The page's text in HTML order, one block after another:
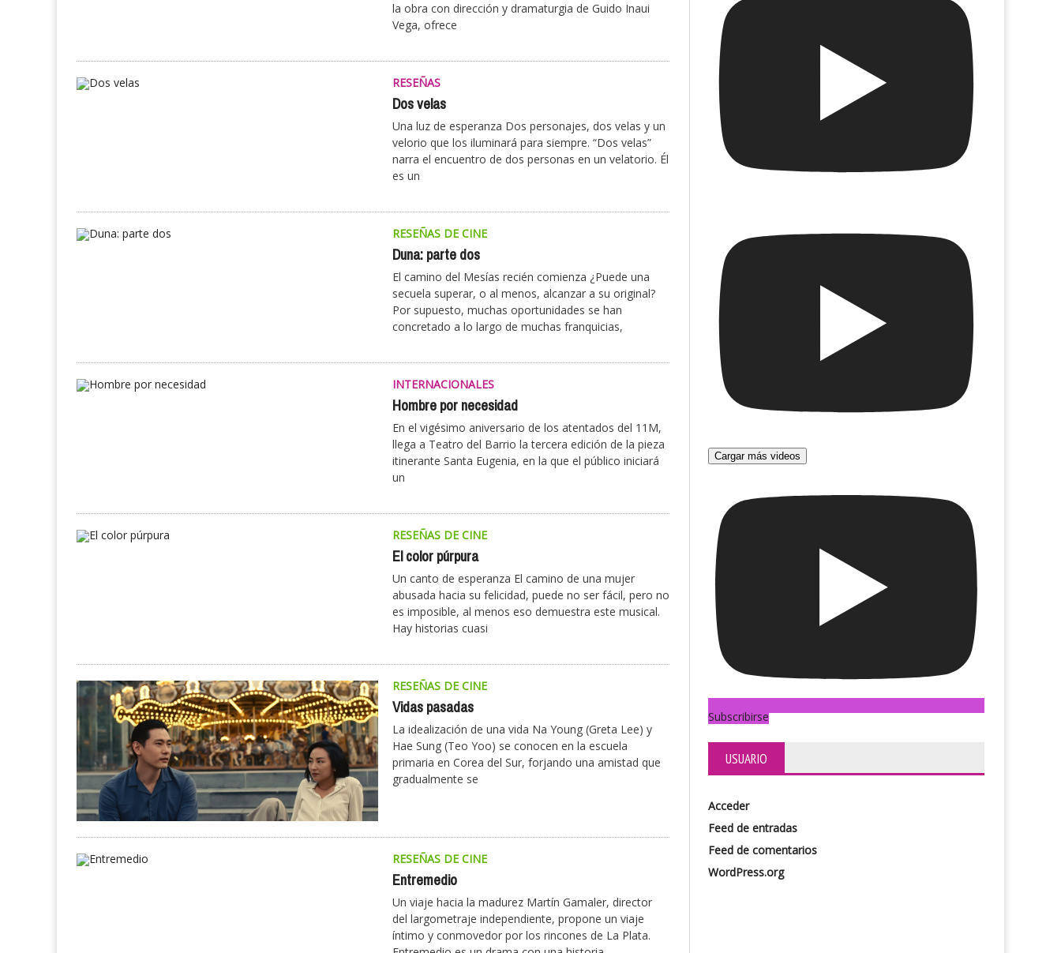
la obra con dirección y dramaturgia de Guido Inaui
Vega, ofrece
RESEÑAS
Dos velas
Una luz de esperanza Dos personajes, dos velas y un
velorio que los iluminará para siempre. “Dos velas”
narra el encuentro de dos personas en un velatorio. Él
es un
RESEÑAS DE CINE
Duna: parte dos
El camino del Mesías recién comienza ¿Puede una
secuela superar, o al menos, alcanzar a su original?
Por supuesto, muchas oportunidades se han
concretado a lo largo de muchas franquicias,
INTERNACIONALES
Hombre por necesidad
En el vigésimo aniversario de los atentados del 11M,
llega a Teatro del Barrio la tercera edición de la pieza
itinerante Santa Eugenia, en la que el público iniciará
un
RESEÑAS DE CINE
El color púrpura
Un canto de esperanza El camino de una mujer
abusada hacia su felicidad, puede no ser fácil, pero no
es imposible, al menos eso demuestra este musical.
Hay historias cuasi
RESEÑAS DE CINE
Vidas pasadas
La idealización de una vida Na Young (Greta Lee) y
Hae Sung (Teo Yoo) se conocen en la escuela
primaria en Corea del Sur, forjando una amistad que
gradualmente se
RESEÑAS DE CINE
Entremedio
Un viaje hacia la madurez Martín Gamaler, director
del largometraje independiente, propone un viaje
íntimo y conmovedor por los rincones de La Plata.
Cargar más videos
Subscribirse
USUARIO
Acceder
Feed de entradas
Feed de comentarios
WordPress.org